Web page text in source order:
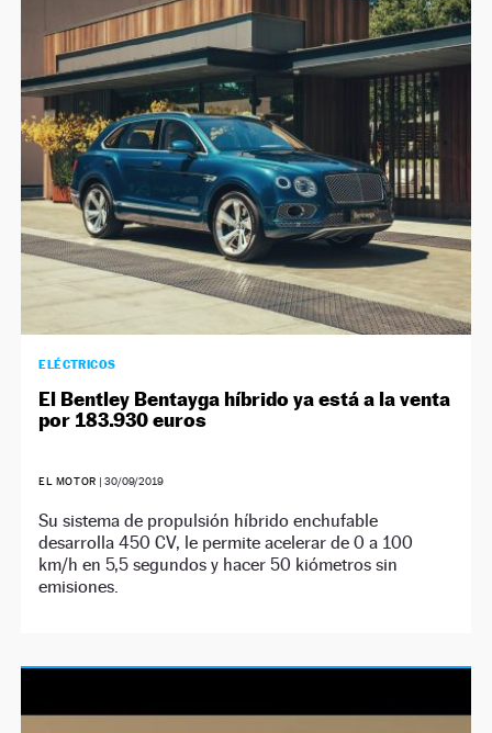
ELÉCTRICOS
El Bentley Bentayga híbrido ya está a la venta
por 183.930 euros
EL MOTOR | 30/09/2019
Su sistema de propulsión híbrido enchufable
desarrolla 450 CV, le permite acelerar de 0 a 100
km/h en 5,5 segundos y hacer 50 kiómetros sin
emisiones.